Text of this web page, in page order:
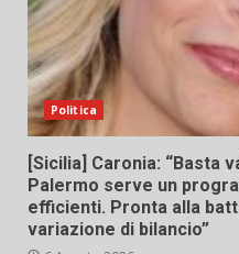
Politica
[Sicilia] Caronia: “Basta
Palermo serve un
efficienti. Pronta alla
variazione di bilancio”